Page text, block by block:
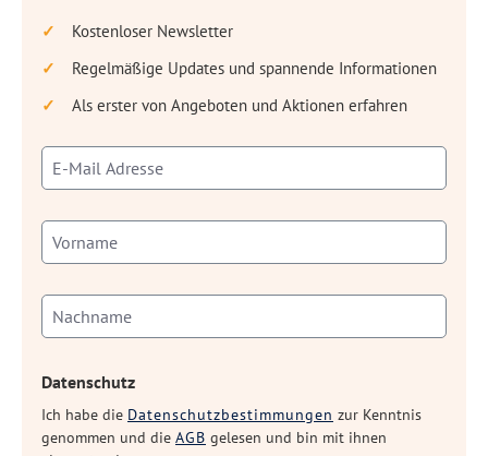
Kostenloser Newsletter
Regelmäßige Updates und spannende Informationen
Als erster von Angeboten und Aktionen erfahren
Datenschutz
Ich habe die Datenschutzbestimmungen zur Kenntnis
genommen und die AGB gelesen und bin mit ihnen